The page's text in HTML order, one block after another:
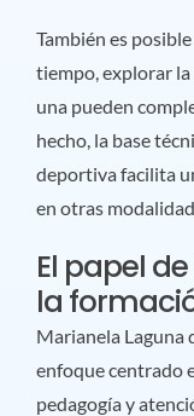
También es
tiempo, explorar
una pueden
hecho, la base
deportiva facilita
en otras
El papel
la
Marianela Laguna
enfoque centrado
pedagogía y